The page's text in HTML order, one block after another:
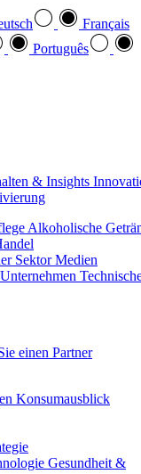
Français
Português
& Insights
Alkoholische
Sektor Medien
einen Partner
Konsumausblick
Gesundheit &